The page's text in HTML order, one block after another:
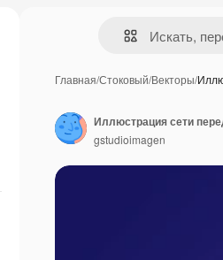
Главная/Стоковый/Векторы/
Иллюстрация сети
gstudioimagen